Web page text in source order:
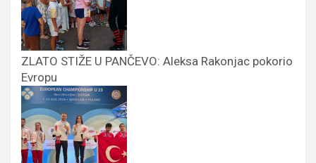
ZLATO STIŽE U PANČEVO: Aleksa Rakonjac pokorio
Evropu